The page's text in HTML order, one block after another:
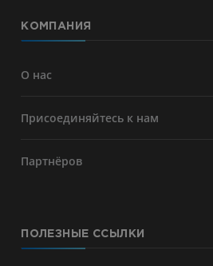
КОМПАНИЯ
О нас
Присоединяйтесь к нам
Партнёров
ПОЛЕЗНЫЕ ССЫЛКИ